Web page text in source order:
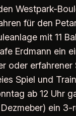
Westpark-
für den
mit 11
Erdmann ein
oder erfahrener
Spiel und
ab 12 Uhr
ein